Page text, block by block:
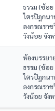
ธรรม (ช้อ
ไตรปิฎกน
ลงกรณราช
วังน้อย จัง
ห้องบรรย
ธรรม (ช้อ
ไตรปิฎกน
ลงกรณราช
วังน้อย จัง